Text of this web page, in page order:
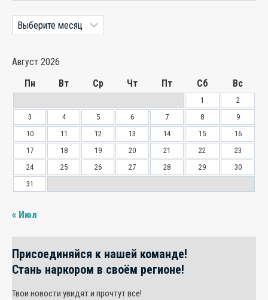
Архивы
Август 2026
Пн
Вт Ср Чт Пт Сб Вс
1
2
3
4 5 6 7 8
9
10
11 12 13 14 15
16
17
18 19 20 21 22
23
24
25 26 27 28 29
30
31
« Июл
Присоединяйся к нашей команде!
Стань наркором в своём регионе!
Твои новости увидят и прочтут все!